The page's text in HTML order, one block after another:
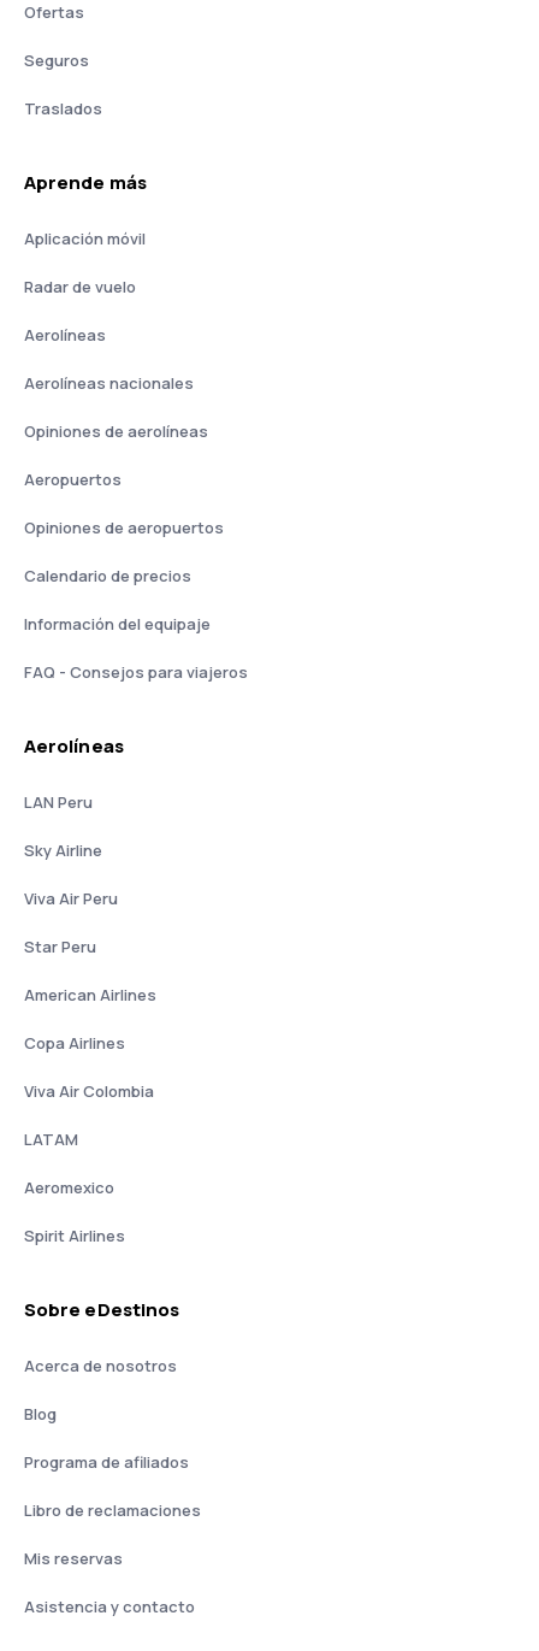
Ofertas
Seguros
Traslados
Aprende más
Aplicación móvil
Radar de vuelo
Aerolíneas
Aerolíneas nacionales
Opiniones de aerolíneas
Aeropuertos
Opiniones de aeropuertos
Calendario de precios
Información del equipaje
FAQ - Consejos para viajeros
Aerolíneas
LAN Peru
Sky Airline
Viva Air Peru
Star Peru
American Airlines
Copa Airlines
Viva Air Colombia
LATAM
Aeromexico
Spirit Airlines
Sobre eDestinos
Acerca de nosotros
Blog
Programa de afiliados
Libro de reclamaciones
Mis reservas
Asistencia y contacto